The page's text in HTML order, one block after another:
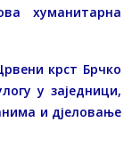
хуманитарна
крст Брчко
у заједници,
и дјеловање